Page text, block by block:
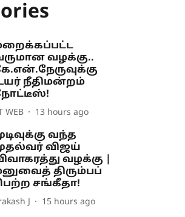
வழக்கு..
நீதிமன்றம்
WEB 13 hours ago
வந்த
விஜய்
வழக்கு |
திரும்பப்
சங்கீதா!
J 15 hours ago